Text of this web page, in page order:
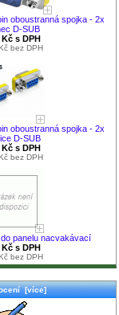
oboustranná spojka - 2x
D-SUB
Kč s DPH
bez DPH
oboustranná spojka - 2x
D-SUB
Kč s DPH
bez DPH
panelu nacvakávací
Kč s DPH
bez DPH
[více]